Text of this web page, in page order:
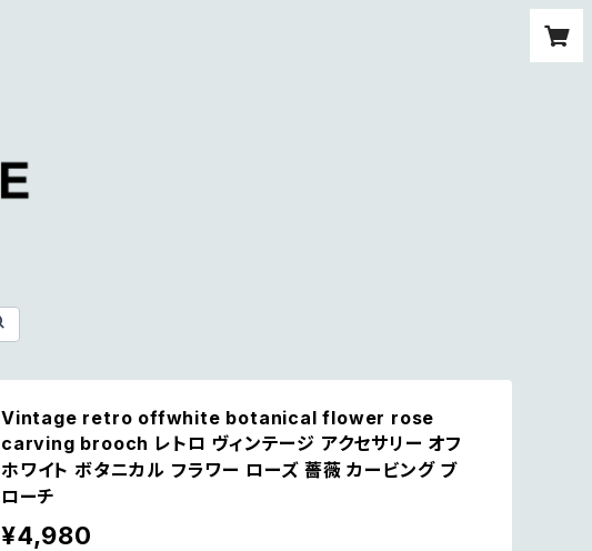
Vintage retro offwhite botanical flower rose
carving brooch レトロ ヴィンテージ アクセサリー オフ
ホワイト ボタニカル フラワー ローズ 薔薇 カービング ブ
ローチ
¥4,980